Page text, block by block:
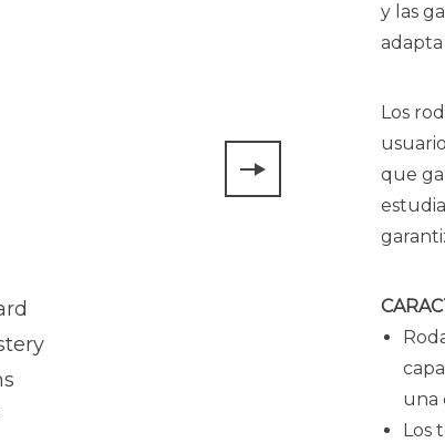
y las
adapta
Los
que
una
Los